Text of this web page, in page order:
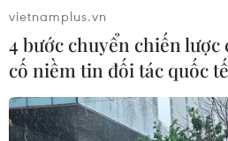
Tổng thống Trump bác tin
hụt vũ khí vì chiến dịch Trung
06/08/2026 09:40
vietnamplus.vn
4 bước chuyển chiến lược
cố niềm tin đối tác quốc tế